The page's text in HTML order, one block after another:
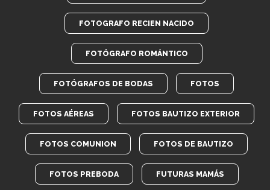
FOTOGRAFO RECIEN NACIDO
FOTÓGRAFO ROMÁNTICO
FOTÓGRAFOS DE BODAS FOTOS
FOTOS AÉREAS FOTOS BAUTIZO EXTERIOR
FOTOS COMUNION FOTOS DE BAUTIZO
FOTOS PREBODA FUTURAS MAMÁS